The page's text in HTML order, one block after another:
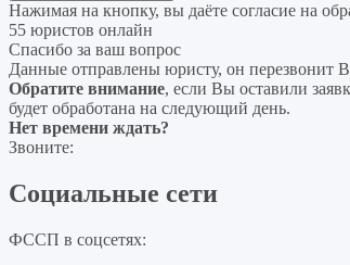
Нажимая на кнопку, вы даёте согласие на
55 юристов онлайн
Спасибо за ваш вопрос
Данные отправлены юристу, он перезвонит
Обратите внимание, если Вы оставили
будет обработана на следующий день.
Нет времени ждать?
Звоните:
Социальные сети
ФССП в соцсетях: